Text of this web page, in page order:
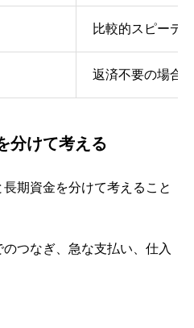
比較的スピーデ
返済不要の場合
分けて考える
期資金を分けて考えること
つなぎ、急な支払い、仕入